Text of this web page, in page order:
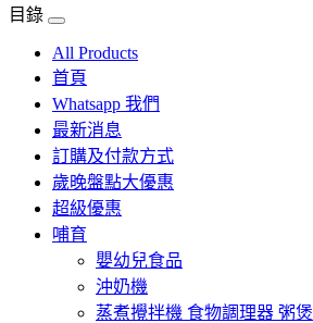
目錄
All Products
首頁
Whatsapp 我們
最新消息
訂購及付款方式
歲晚盤點大優惠
超級優惠
哺育
嬰幼兒食品
沖奶機
蒸煮攪拌機 食物調理器 粥煲